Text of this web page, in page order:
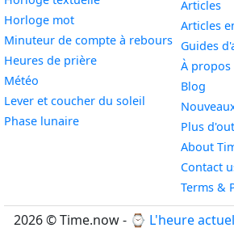
Horloge motWidget
Minuteur de compte à rebours Widget
Heures de prièreWidget
Météo
Lever et coucher du soleil
Phase lunaireWidget
Articles
Articles
Guides
À
Blog
Plus
About
Contact
Terms &
2026 © Time.now - ⌚ L'heure